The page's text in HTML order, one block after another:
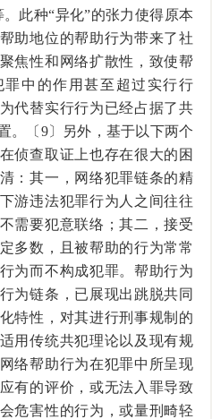
此种“异化”的张力使得原本
助地位的帮助行为带来了社
焦性和网络扩散性，致使帮
罪中的作用甚至超过实行行
代替实行行为已经占据了共
。〔9〕另外，基于以下两个
侦查取证上也存在很大的困
：其一，网络犯罪链条的精
游违法犯罪行为人之间往往
需要犯意联络；其二，接受
多数，且被帮助的行为常常
为而不构成犯罪。帮助行为
为链条，已展现出跳脱共同
特性，对其进行刑事规制的
用传统共犯理论以及现有规
络帮助行为在犯罪中所呈现
有的评价，或无法入罪导致
危害性的行为，或量刑畸轻